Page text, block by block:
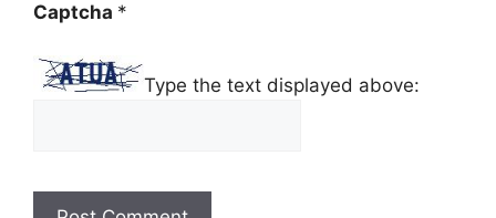
Captcha *
Type the text displayed above: